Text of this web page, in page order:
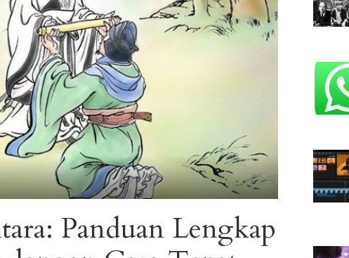
Panduan Lengkap